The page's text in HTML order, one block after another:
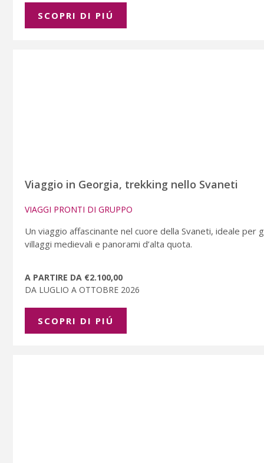
SCOPRI DI PIÚ
Viaggio in Georgia, trekking nello Svaneti
VIAGGI PRONTI DI GRUPPO
Un viaggio affascinante nel cuore della Svaneti, ideale
villaggi medievali e panorami d’alta quota.
A PARTIRE DA €2.100,00
DA LUGLIO A OTTOBRE 2026
SCOPRI DI PIÚ